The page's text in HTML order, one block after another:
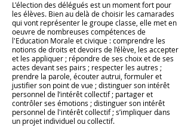
L'élection des délégués est un moment fort pour
les élèves. Bien au delà de choisir les camarades
qui vont représenter le groupe classe, elle met en
oeuvre de nombreuses compétences de
l'Education Morale et civique : comprendre les
notions de droits et devoirs de l’élève, les accepter
et les appliquer ; répondre de ses choix et de ses
actes devant ses pairs ; respecter les autres ;
prendre la parole, écouter autrui, formuler et
justifier son point de vue ; distinguer son intérêt
personnel de l’intérêt collectif ; partager et
contrôler ses émotions ; distinguer son intérêt
personnel de l'intérêt collectif ; s’impliquer dans
un projet individuel ou collectif.